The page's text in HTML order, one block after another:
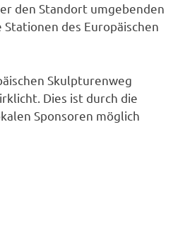
den Standort umgebenden
des Europäischen
Skulpturenweg
Dies ist durch die
Sponsoren möglich